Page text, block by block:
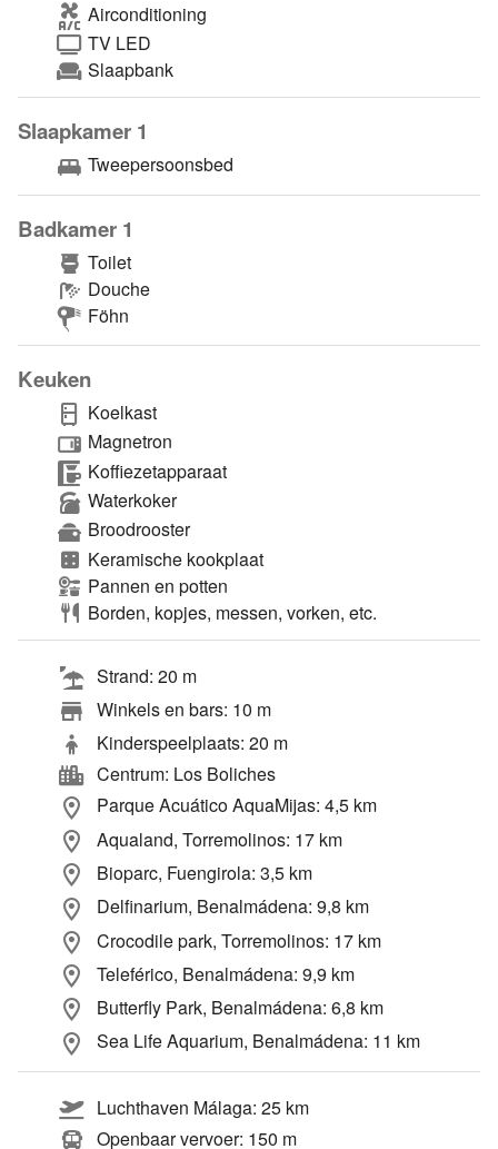
Airconditioning
TV LED
Slaapbank
Slaapkamer 1
Tweepersoonsbed
Badkamer 1
Toilet
Douche
Föhn
Keuken
Koelkast
Magnetron
Koffiezetapparaat
Waterkoker
Broodrooster
Keramische kookplaat
Pannen en potten
Borden, kopjes, messen, vorken, etc.
Strand: 20 m
Winkels en bars: 10 m
Kinderspeelplaats: 20 m
Centrum: Los Boliches
Parque Acuático AquaMijas: 4,5 km
Aqualand, Torremolinos: 17 km
Bioparc, Fuengirola: 3,5 km
Delfinarium, Benalmádena: 9,8 km
Crocodile park, Torremolinos: 17 km
Teleférico, Benalmádena: 9,9 km
Butterfly Park, Benalmádena: 6,8 km
Sea Life Aquarium, Benalmádena: 11 km
Luchthaven Málaga: 25 km
Openbaar vervoer: 150 m